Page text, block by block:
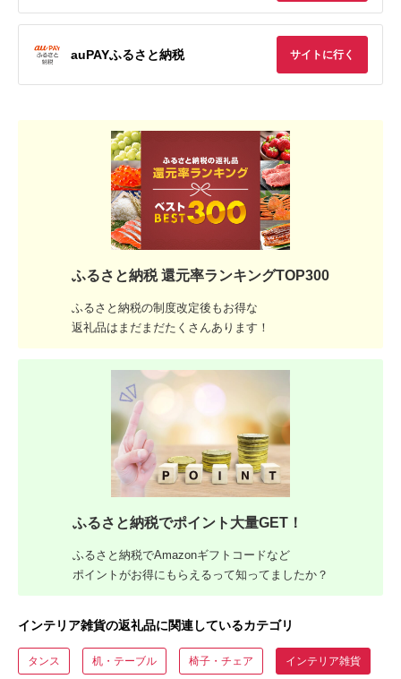
auPAYふるさと納税 サイトに行く
ふるさと納税 還元率ランキングTOP300
ふるさと納税の制度改定後もお得な
返礼品はまだまだたくさんあります！
ふるさと納税でポイント大量GET！
ふるさと納税でAmazonギフトコードなど
ポイントがお得にもらえるって知ってましたか？
インテリア雑貨の返礼品に関連しているカテゴリ
タンス 机・テーブル 椅子・チェア インテリア雑貨